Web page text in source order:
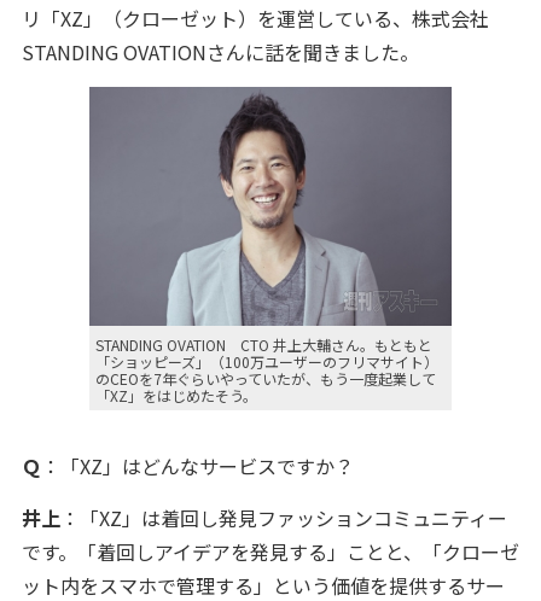
リ「XZ」（クローゼット）を運営している、株式会社
STANDING OVATIONさんに話を聞きました。
STANDING OVATION CTO 井上大輔さん。もともと
「ショッピーズ」（100万ユーザーのフリマサイト）
のCEOを7年ぐらいやっていたが、もう一度起業して
「XZ」をはじめたそう。
Ｑ ：「XZ」はどんなサービスですか？
井上：「XZ」は着回し発見ファッションコミュニティー
です。「着回しアイデアを発見する」ことと、「クローゼ
ット内をスマホで管理する」という価値を提供するサー